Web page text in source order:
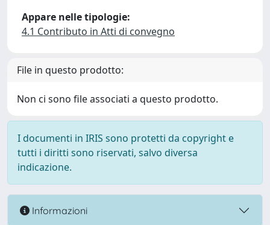
Appare nelle tipologie:
4.1 Contributo in Atti di convegno
File in questo prodotto:
Non ci sono file associati a questo prodotto.
I documenti in IRIS sono protetti da copyright e
tutti i diritti sono riservati, salvo diversa
indicazione.
Informazioni